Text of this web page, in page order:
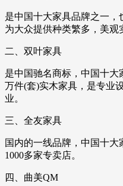
是中国十大家具品牌之一，
为大众提供种类繁多，美观
二、双叶家具
是中国驰名商标，中国十大
万件(套)实木家具，是专业
业。
三、全友家具
国内的一线品牌，中国十大
1000多家专卖店。
四、曲美QM